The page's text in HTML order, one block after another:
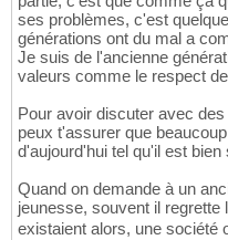
ses problèmes, c'est
générations ont du mal a
Je suis de l'ancienne
valeurs comme le respect
Pour avoir discuter avec
peux t'assurer que
d'aujourd'hui tel qu'il est
Quand on demande à un
jeunesse, souvent il
existaient alors, une société